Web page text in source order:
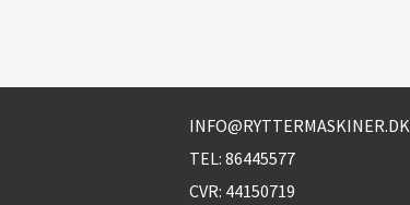
INFO@RYTTERMASKINER.DK
TEL: 86445577
CVR: 44150719